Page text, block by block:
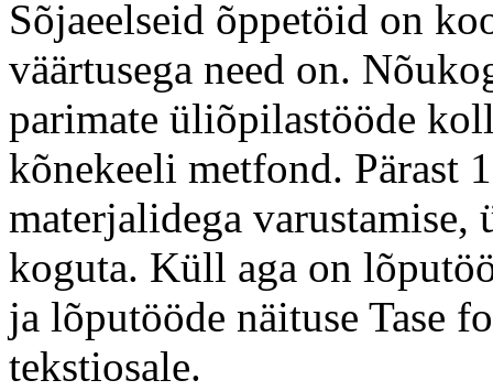
Sõjaeelseid õppetöid on
väärtusega need on.
parimate üliõpilastööde
kõnekeeli metfond. Pärast
materjalidega varustamise,
koguta. Küll aga on
ja lõputööde näituse Tase
tekstiosale.